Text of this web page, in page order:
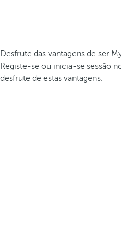
Desfrute das vantagens de ser
Registe-se ou inicia-se sessão
desfrute de estas vantagens.